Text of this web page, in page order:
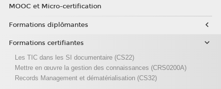
MOOC et Micro-certification
Formations diplômantes
Formations certifiantes
Les TIC dans les SI documentaire (CS22)
Mettre en œuvre la gestion des connaissances (CRS0200A)
Records Management et dématérialisation (CS32)